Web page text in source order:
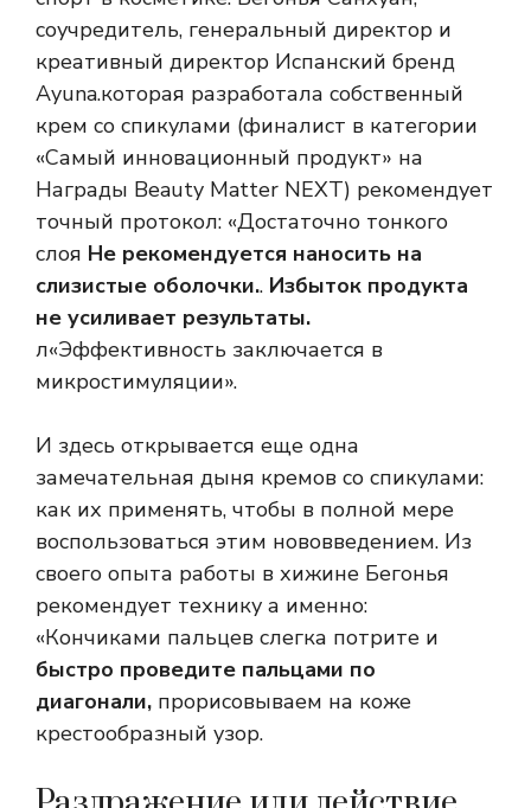
соучредитель, генеральный директор и
креативный директор Испанский бренд
Ayuna.которая разработала собственный
крем со спикулами (финалист в категории
«Самый инновационный продукт» на
Награды Beauty Matter NEXT) рекомендует
точный протокол: «Достаточно тонкого
слоя Не рекомендуется наносить на
слизистые оболочки.. Избыток продукта
не усиливает результаты.
л«Эффективность заключается в
микростимуляции».
И здесь открывается еще одна
замечательная дыня кремов со спикулами:
как их применять, чтобы в полной мере
воспользоваться этим нововведением. Из
своего опыта работы в хижине Бегонья
рекомендует технику а именно:
«Кончиками пальцев слегка потрите и
быстро проведите пальцами по
диагонали, прорисовываем на коже
крестообразный узор.